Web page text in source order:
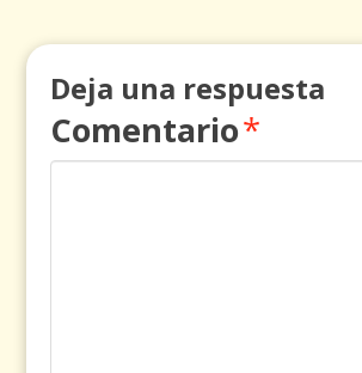
Deja una respuesta
Comentario*